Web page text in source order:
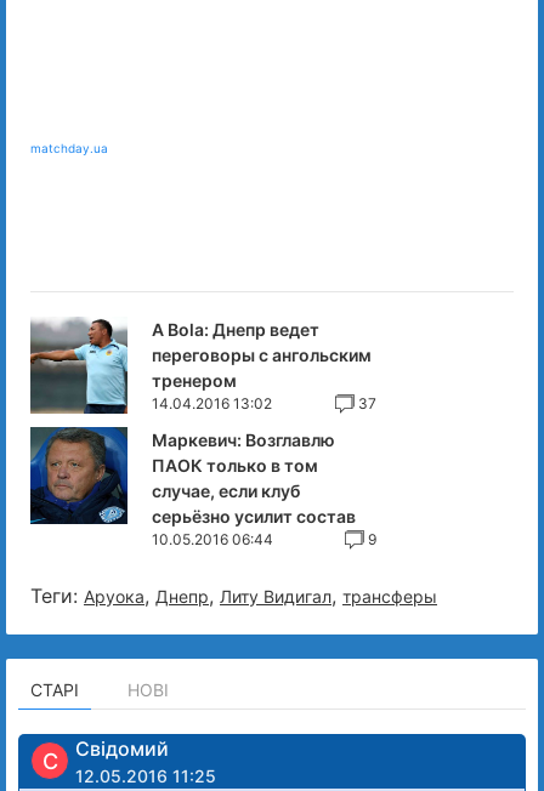
matchday.ua
A Bola: Днепр ведет
переговоры с ангольским
тренером
14.04.2016 13:02 37
Маркевич: Возглавлю
ПАОК только в том
случае, если клуб
серьёзно усилит состав
10.05.2016 06:44 9
Теги: Аруока, Днепр, Литу Видигал, трансферы
СТАРІ НОВІ
С Свідомий
12.05.2016 11:25